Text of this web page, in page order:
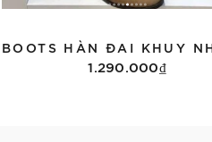
1.290.000₫